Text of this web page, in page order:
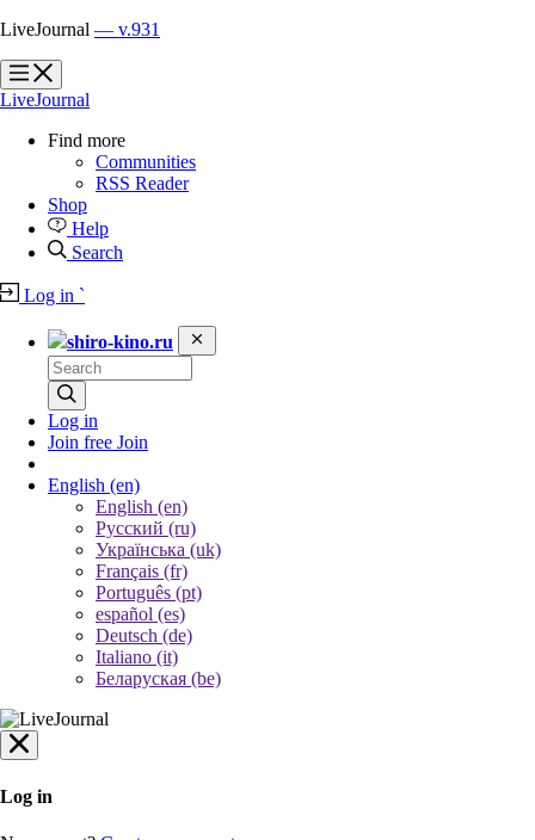
LiveJournal — v.931
?
?
LiveJournal
Find more
Communities
RSS Reader
Shop
Help
Search
Log in `
shiro-kino.ru
Log in
Join free Join
English (en)
English (en)
Русский (ru)
Українська (uk)
Français (fr)
Português (pt)
español (es)
Deutsch (de)
Italiano (it)
Беларуская (be)
Log in